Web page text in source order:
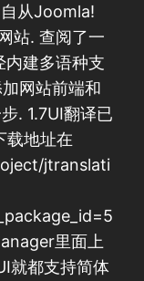
从Joomla!
站. 查阅了一
建多语种支
网站前端和
. 1.7UI翻译已
载地址在
jtranslati
里面上
就都支持简体